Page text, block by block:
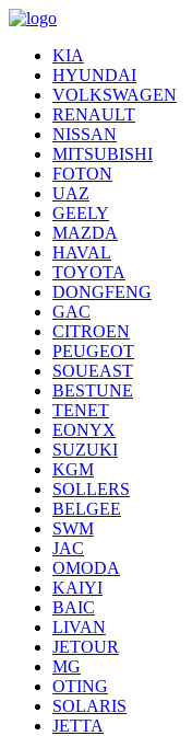
KIA
HYUNDAI
VOLKSWAGEN
RENAULT
NISSAN
MITSUBISHI
FOTON
UAZ
GEELY
MAZDA
HAVAL
TOYOTA
DONGFENG
GAC
CITROEN
PEUGEOT
SOUEAST
BESTUNE
TENET
EONYX
SUZUKI
KGM
SOLLERS
BELGEE
SWM
JAC
OMODA
KAIYI
BAIC
LIVAN
JETOUR
MG
OTING
SOLARIS
JETTA